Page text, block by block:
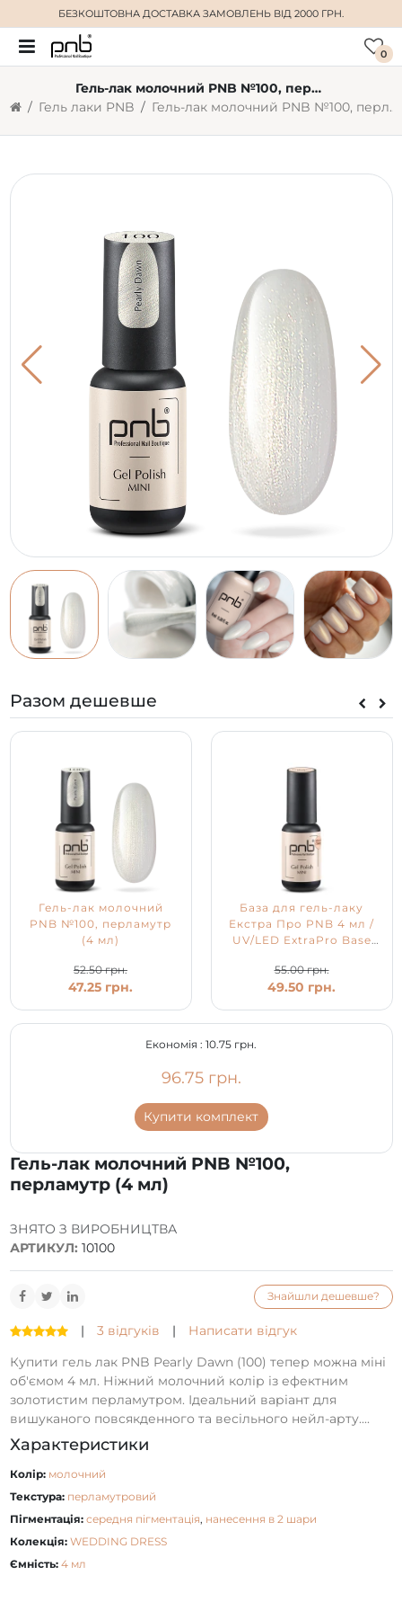
БЕЗКОШТОВНА ДОСТАВКА ЗАМОВЛЕНЬ ВІД 2000 ГРН.
0
Гель-лак молочний PNB №100, перламутр (4 мл)
Гель лаки PNB
Гель-лак молочний PNB №100, перламутр (4 мл)
Гель-лак молочний PNB №100,
перламутр (4 мл)
| 3 відгуків |
Написати відгук
Купити гель лак PNB Pearly Dawn (100) тепер можна міні
об'ємом 4 мл. Ніжний молочний колір із ефектним
золотистим перламутром. Ідеальний варіант для
вишуканого повсякденного та весільного нейл-арту....
Характеристики
Колір: молочний
Текстура: перламутровий
Пігментація: середня пігментація, нанесення в 2 шари
Колекція: WEDDING DRESS
Ємність: 4 мл
ЗНЯТО З ВИРОБНИЦТВА
АРТИКУЛ: 10100
Знайшли дешевше?
Разом дешевше
Гель-лак молочний
PNB №100, перламутр
(4 мл)
52.50 грн.
47.25 грн.
База для гель-лаку
Екстра Про PNB 4 мл /
UV/LED ExtraPro Base
55.00 грн.
49.50 грн.
Економія : 10.75 грн.
96.75 грн.
Купити комплект